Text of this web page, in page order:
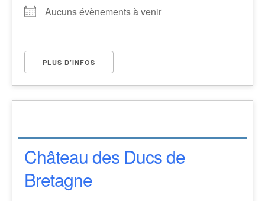
Aucuns évènements à venir
PLUS D’INFOS
Château des Ducs de
Bretagne